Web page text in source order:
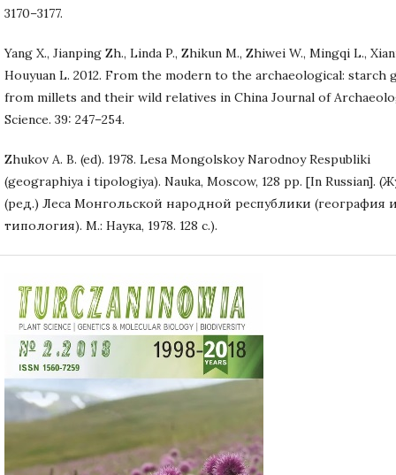
3170–3177.
Yang X., Jianping Zh., Linda P., Zhikun M., Zhiwei W., Mingqi L.,
Houyuan L. 2012. From the modern to the archaeological: starch
from millets and their wild relatives in China Journal of
Science. 39: 247–254.
Zhukov A. B. (ed). 1978. Lesa Mongolskoy Narodnoy Respubliki
(geographiya i tipologiya). Nauka, Moscow, 128 pp. [In Russian].
(ред.) Леса Монгольской народной республики (география
типология). М.: Наука, 1978. 128 с.).